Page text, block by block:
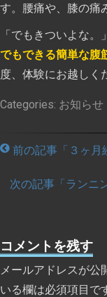
す。腰痛や、膝の痛
「でもきついよな
でもできる簡単な腹
度、体験にお越しく
Categories: お知らせ
前の記事「３ヶ月
次の記事「ランニ
コメントを残す
メールアドレスが公
いる欄は必須項目で